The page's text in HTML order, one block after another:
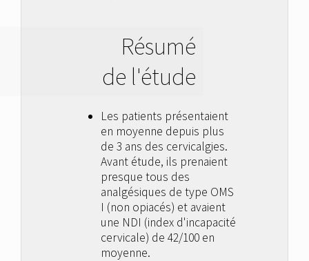
Résumé
de l'étude
Les patients présentaient
en moyenne depuis plus
de 3 ans des cervicalgies.
Avant étude, ils prenaient
presque tous des
analgésiques de type OMS
I (non opiacés) et avaient
une NDI (index d'incapacité
cervicale) de 42/100 en
moyenne.